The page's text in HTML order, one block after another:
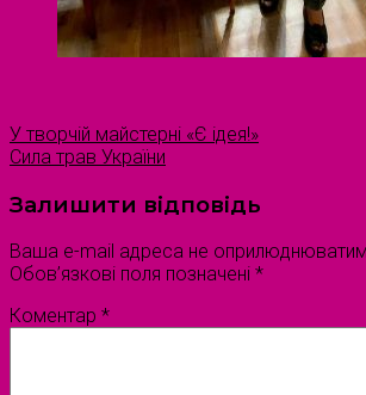
У творчій майстерні «Є ідея!»
Сила трав України
Залишити відповідь
Ваша e-mail адреса не
Обов’язкові поля позначені *
Коментар *